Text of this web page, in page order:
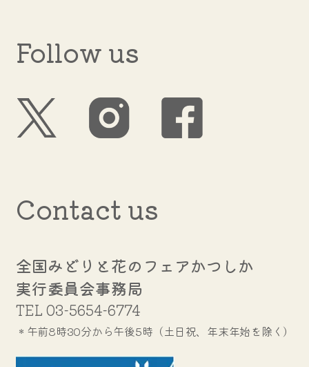
Follow us
Contact us
全国みどりと花のフェアかつしか
実行委員会事務局
TEL 03-5654-6774
＊午前8時30分から午後5時（土日祝、年末年始を除く）